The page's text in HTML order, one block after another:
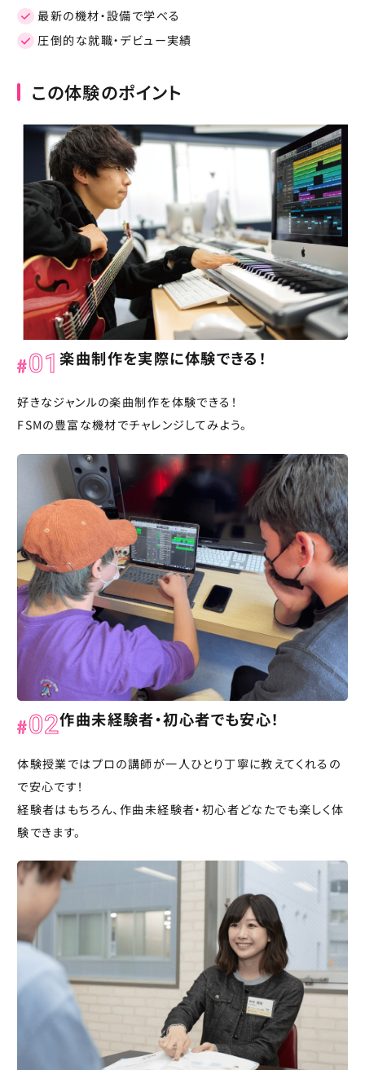
最新の機材・設備で学べる
圧倒的な就職・デビュー実績
この体験のポイント
01楽曲制作を実際に体験できる！
好きなジャンルの楽曲制作を体験できる！
FSMの豊富な機材でチャレンジしてみよう。
02作曲未経験者・初心者でも安心！
体験授業ではプロの講師が一人ひとり丁寧に教えてくれるの
で安心です！
経験者はもちろん、作曲未経験者・初心者どなたでも楽しく体
験できます。